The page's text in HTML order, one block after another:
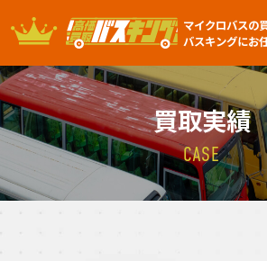
マイクロバスの
バスキングにお
買取実績
CASE